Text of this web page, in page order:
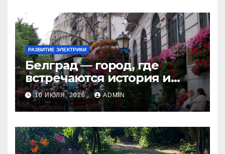
РАЗВИТИЕ ЭЛЕКТРИКИ
Белград — город, где
встречаются история и
современность
10 ИЮЛЯ, 2026 ADMIN